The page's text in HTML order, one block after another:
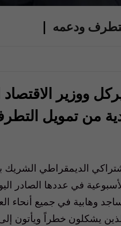
ودعمه
ووزير الاقتصاد
من تمويل
الديمقراطي الشريك
في عددها الصادر
2015): “يتم تمويل مساجد وهابية في جميع
يشكلون خطراً ويأتون